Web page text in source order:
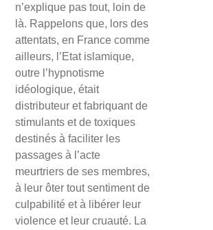
n’explique pas tout, loin de
là. Rappelons que, lors des
attentats, en France comme
ailleurs, l’Etat islamique,
outre l’hypnotisme
idéologique, était
distributeur et fabriquant de
stimulants et de toxiques
destinés à faciliter les
passages à l’acte
meurtriers de ses membres,
à leur ôter tout sentiment de
culpabilité et à libérer leur
violence et leur cruauté. La